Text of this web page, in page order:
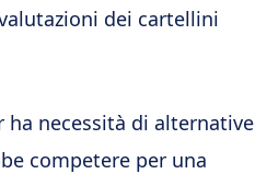
dei cartellini
ha necessità di alternative
competere per una